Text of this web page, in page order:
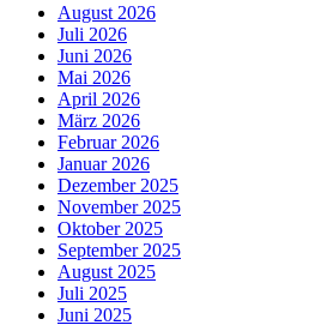
August 2026
Juli 2026
Juni 2026
Mai 2026
April 2026
März 2026
Februar 2026
Januar 2026
Dezember 2025
November 2025
Oktober 2025
September 2025
August 2025
Juli 2025
Juni 2025